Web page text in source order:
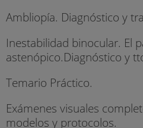
Ambliopía. Diagnóstico y
Inestabilidad binocular. El
astenópico.Diagnóstico y
Temario Práctico.
Exámenes visuales
modelos y protocolos.